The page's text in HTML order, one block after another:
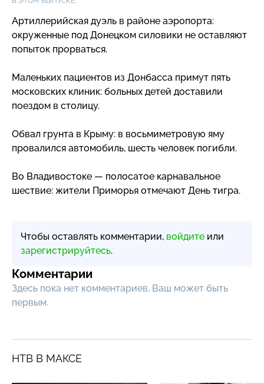
Артиллерийская дуэль в районе аэропорта:
окруженные под Донецком силовики не оставляют
попыток прорваться.
Маленьких пациентов из Донбасса примут пять
московских клиник: больных детей доставили
поездом в столицу.
Обвал грунта в Крыму: в восьмиметровую яму
провалился автомобиль, шесть человек погибли.
Во Владивостоке — полосатое карнавальное
шествие: жители Приморья отмечают День тигра.
Чтобы оставлять комментарии, войдите или
зарегистрируйтесь.
Комментарии
Здесь пока нет комментариев, Ваш может быть
первым.
НТВ В МАКСЕ